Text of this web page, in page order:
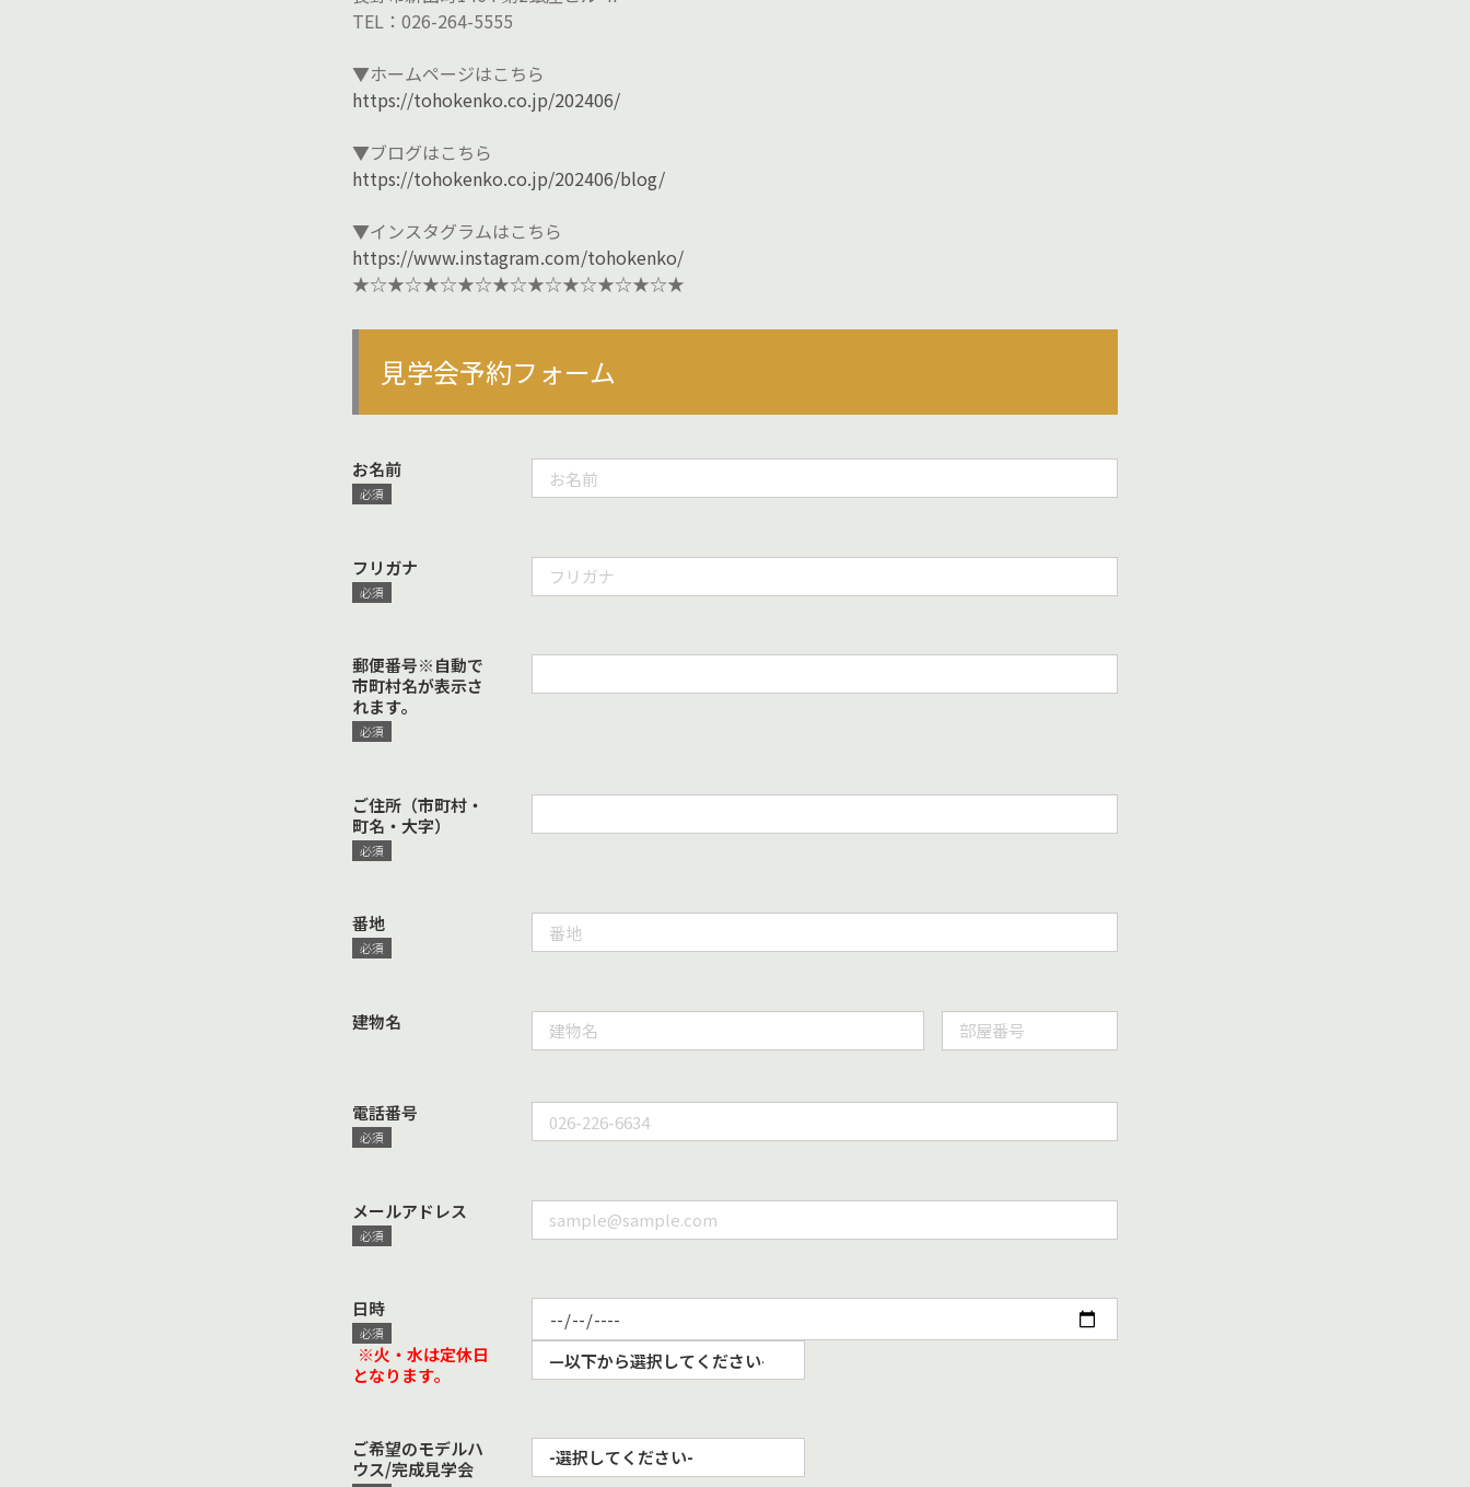
TEL：026-264-5555
▼ホームページはこちら
https://tohokenko.co.jp/202406/
▼ブログはこちら
https://tohokenko.co.jp/202406/blog/
▼インスタグラムはこちら
https://www.instagram.com/tohokenko/
★☆★☆★☆★☆★☆★☆★☆★☆★☆★
見学会予約フォーム
お名前
フリガナ
郵便番号※自動で
市町村名が表示さ
れます。
ご住所（市町村・
町名・大字）
番地
建物名
電話番号
メールアドレス
日時
※火・水は定休日
となります。
ご希望のモデルハ
ウス/完成見学会